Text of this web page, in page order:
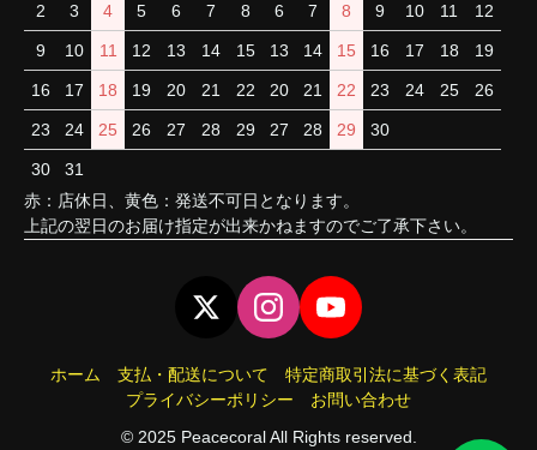
2 3 4 5 6 7 8
9 10 11 12 13 14 15
16 17 18 19 20 21 22
23 24 25 26 27 28 29
30 31
6 7 8 9 10 11 12
13 14 15 16 17 18 19
20 21 22 23 24 25 26
27 28 29 30
赤：店休日、黄色：発送不可日となります。
上記の翌日のお届け指定が出来かねますのでご了承下さい。
ホーム 支払・配送について
特定商取引法に基づく表記
プライバシーポリシー
お問い合わせ
© 2025 Peacecoral All Rights reserved.